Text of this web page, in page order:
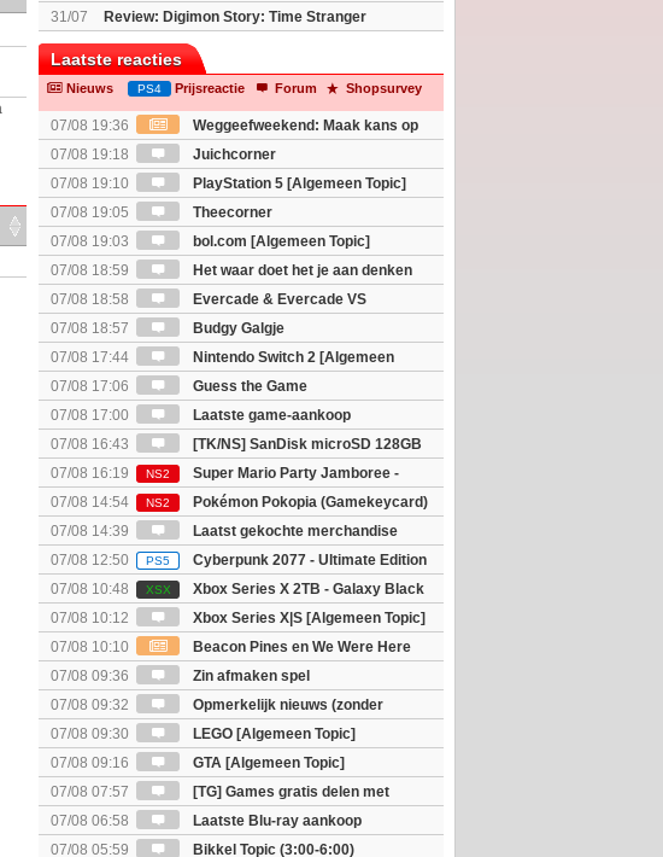
voor Switch 2
31/07 Review: Digimon Story: Time Stranger
Laatste reacties
Nieuws PS4 Prijsreactie Forum Shopsurvey
07/08 19:36
Weggeefweekend: Maak kans op
The Super Mario Galaxy movie (2x)!
07/08 19:18
Juichcorner
07/08 19:10
PlayStation 5 [Algemeen Topic]
07/08 19:05
Theecorner
07/08 19:03
bol.com [Algemeen Topic]
07/08 18:59
Het waar doet het je aan denken
spel! (3 posts wachten!)
07/08 18:58
Evercade & Evercade VS
[Algemeen Topic]
07/08 18:57
Budgy Galgje
07/08 17:44
Nintendo Switch 2 [Algemeen
Topic]
07/08 17:06
Guess the Game
07/08 17:00
Laatste game-aankoop
07/08 16:43
[TK/NS] SanDisk microSD 128GB
07/08 16:19
NS2
Super Mario Party Jamboree -
Nintendo Switch 2 Edition
07/08 14:54 NS2
Pokémon Pokopia (Gamekeycard)
07/08 14:39
Laatst gekochte merchandise
07/08 12:50
PS5
Cyberpunk 2077 - Ultimate Edition
07/08 10:48
XSX
Xbox Series X 2TB - Galaxy Black
Special Edition
07/08 10:12
Xbox Series X|S [Algemeen Topic]
07/08 10:10
Beacon Pines en We Were Here
Together (PC) Gratis
07/08 09:36
Zin afmaken spel
07/08 09:32
Opmerkelijk nieuws (zonder
politiek/religie)
07/08 09:30
LEGO [Algemeen Topic]
07/08 09:16
GTA [Algemeen Topic]
07/08 07:57
[TG] Games gratis delen met
elkaar.
07/08 06:58
Laatste Blu-ray aankoop
07/08 05:59
Bikkel Topic (3:00-6:00)